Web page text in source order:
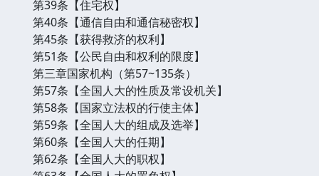
第39条【住宅权】
第40条【通信自由和通信秘密权】
第45条【获得救济的权利】
第51条【公民自由和权利的限度】
第三章国家机构（第57~135条）
第57条【全国人大的性质及常设机关】
第58条【国家立法权的行使主体】
第59条【全国人大的组成及选举】
第60条【全国人大的任期】
第62条【全国人大的职权】